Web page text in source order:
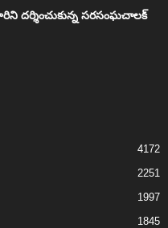
దర్శించుకున్న సరసంఘచాలక్
4172
2251
1997
1845